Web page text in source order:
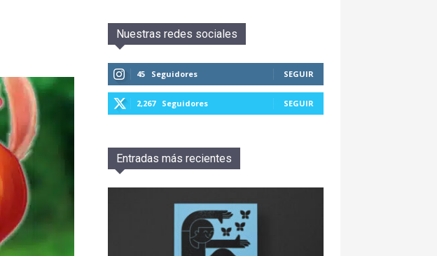
Nuestras redes sociales
45 Seguidores SEGUIR
2,267 Seguidores SEGUIR
Entradas más recientes